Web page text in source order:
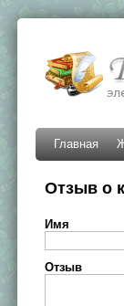
Главная
Отзыв о
Имя
Отзыв